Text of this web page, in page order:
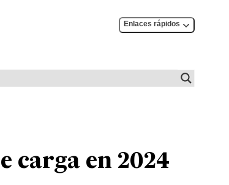
Enlaces rápidos
carga en 2024